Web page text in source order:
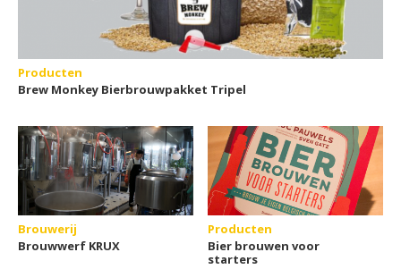
Producten
Brew Monkey Bierbrouwpakket Tripel
Brouwerij
Brouwwerf KRUX
Producten
Bier brouwen voor
starters